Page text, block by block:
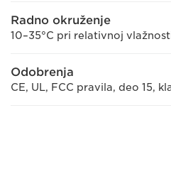
Radno okruženje
10–35°C pri relativnoj
Odobrenja
CE, UL, FCC pravila, deo 15,